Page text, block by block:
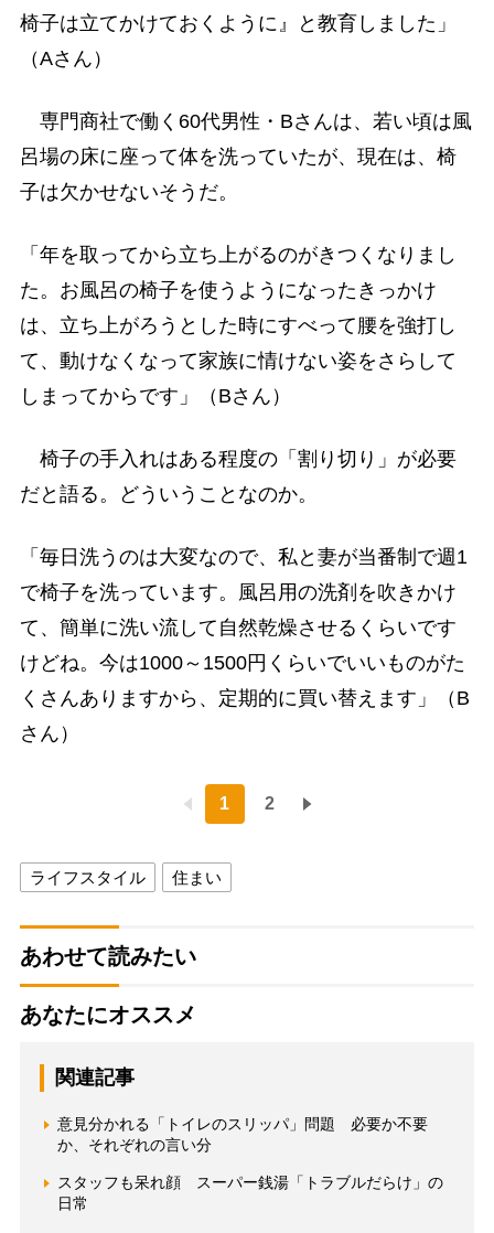
椅子は立てかけておくように』と教育しました」
（Aさん）
専門商社で働く60代男性・Bさんは、若い頃は風
呂場の床に座って体を洗っていたが、現在は、椅
子は欠かせないそうだ。
「年を取ってから立ち上がるのがきつくなりまし
た。お風呂の椅子を使うようになったきっかけ
は、立ち上がろうとした時にすべって腰を強打し
て、動けなくなって家族に情けない姿をさらして
しまってからです」（Bさん）
椅子の手入れはある程度の「割り切り」が必要
だと語る。どういうことなのか。
「毎日洗うのは大変なので、私と妻が当番制で週1
で椅子を洗っています。風呂用の洗剤を吹きかけ
て、簡単に洗い流して自然乾燥させるくらいです
けどね。今は1000～1500円くらいでいいものがた
くさんありますから、定期的に買い替えます」（B
さん）
1 2
ライフスタイル 住まい
あわせて読みたい
あなたにオススメ
関連記事
意見分かれる「トイレのスリッパ」問題 必要か不要
か、それぞれの言い分
スタッフも呆れ顔 スーパー銭湯「トラブルだらけ」の
日常